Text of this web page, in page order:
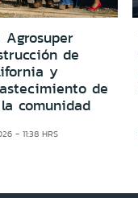
de
y
de
comunidad
- 11:38 HRS